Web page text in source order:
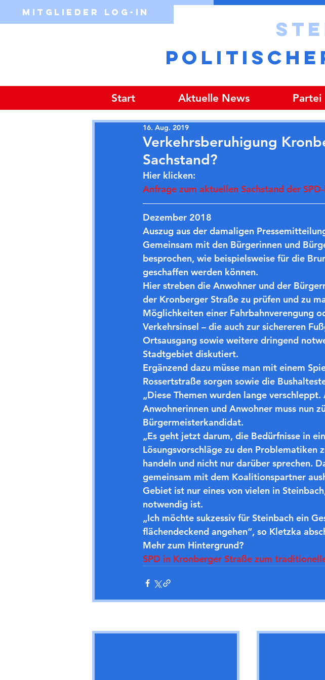
Mitglieder Log-in
Start Aktuelle News Partei
Verkehrsberuhigung
Sachstand?
16. Aug. 2019
Hier klicken:
Anfrage zum aktuellen Sachstand der
Dezember 2018
Auszug aus der damaligen
Gemeinsam mit den Bürgerinnen und
besprochen, wie beispielsweise für die
geschaffen werden können.
Hier streben die Anwohner und der
der Kronberger Straße zu prüfen und zu
Möglichkeiten einer Fahrbahnverengung
Verkehrsinsel – die auch zur sichereren
Ortsausgang sowie weitere dringend
Stadtgebiet diskutiert.
Ergänzend dazu müsse man mit einem
Rossertstraße sorgen sowie die
„Diese Themen wurden lange
Anwohnerinnen und Anwohner muss nun
Bürgermeisterkandidat.
„Es geht jetzt darum, die Bedürfnisse in
Lösungsvorschläge zu den Problematiken
handeln und nicht nur darüber sprechen.
gemeinsam mit dem Koalitionspartner
Gebiet ist nur eines von vielen in
notwendig ist.
„Ich möchte sukzessiv für Steinbach ein
flächendeckend angehen“, so Kletzka
Mehr zum Hintergrund?
SPD in Kronberger Straße zum